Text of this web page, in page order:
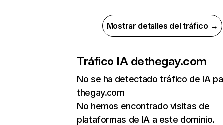
Mostrar detalles del tráfico →
Tráfico IA dethegay.com
No se ha detectado tráfico de IA
thegay.com
No hemos encontrado visitas de
plataformas de IA a este dominio.